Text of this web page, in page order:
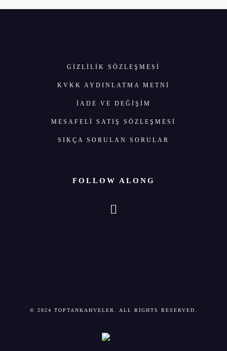
GIZLILIK SÖZLEŞMESI
KVKK AYDINLATMA METNİ
İADE VE DEĞİŞİM
MESAFELİ SATIŞ SÖZLEŞMESİ
SIKÇA SORULAN SORULAR
FOLLOW ALONG
© 2024 TOPTANKAHVELER. ALL RIGHTS RESERVED.